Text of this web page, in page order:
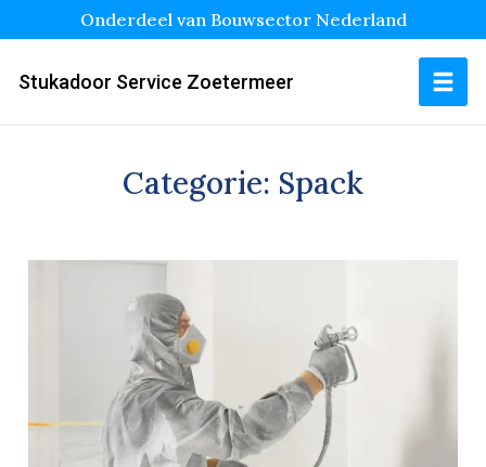
Onderdeel van Bouwsector Nederland
Stukadoor Service Zoetermeer
Categorie: Spack